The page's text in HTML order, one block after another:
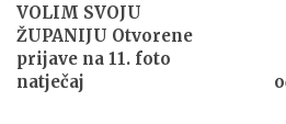
VOLIM SVOJU
ŽUPANIJU Otvorene
prijave na 11. foto
natječaj